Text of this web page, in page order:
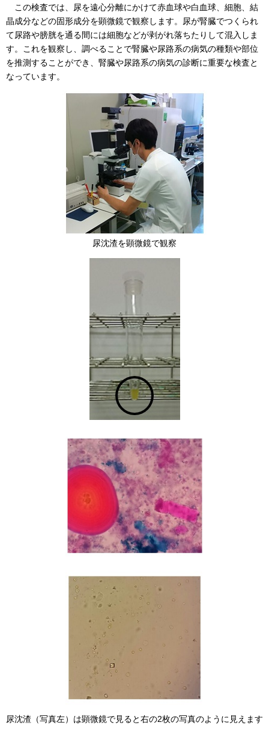
この検査では、尿を遠心分離にかけて赤血球や白血球、細胞、結
晶成分などの固形成分を顕微鏡で観察します。尿が腎臓でつくられ
て尿路や膀胱を通る間には細胞などが剥がれ落ちたりして混入しま
す。これを観察し、調べることで腎臓や尿路系の病気の種類や部位
を推測することができ、腎臓や尿路系の病気の診断に重要な検査と
なっています。
尿沈渣を顕微鏡で観察
尿沈渣（写真左）は顕微鏡で見ると右の2枚の写真のように見えます